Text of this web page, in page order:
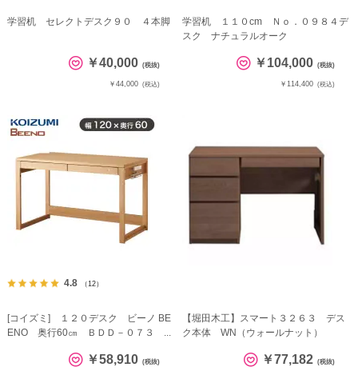
学習机 セレクトデスク９０ ４本脚
￥40,000 (税抜)
￥44,000 (税込)
学習机 １１０cm Ｎｏ．０９８４デ
スク ナチュラルオーク
￥104,000 (税抜)
￥114,400 (税込)
4.8 （12）
[コイズミ] １２０デスク ビーノ BE
ENO 奥行60㎝ ＢＤＤ－０７３ ...
￥58,910 (税抜)
【堀田木工】スマート３２６３ デス
ク本体 WN（ウォールナット）
￥77,182 (税抜)